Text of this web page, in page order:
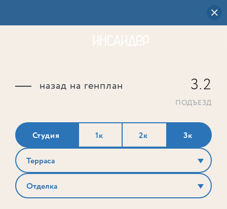
назад на генплан 3.2
ПОДЪЕЗД
Студия 1к 2к 3к
Терраса
Отделка